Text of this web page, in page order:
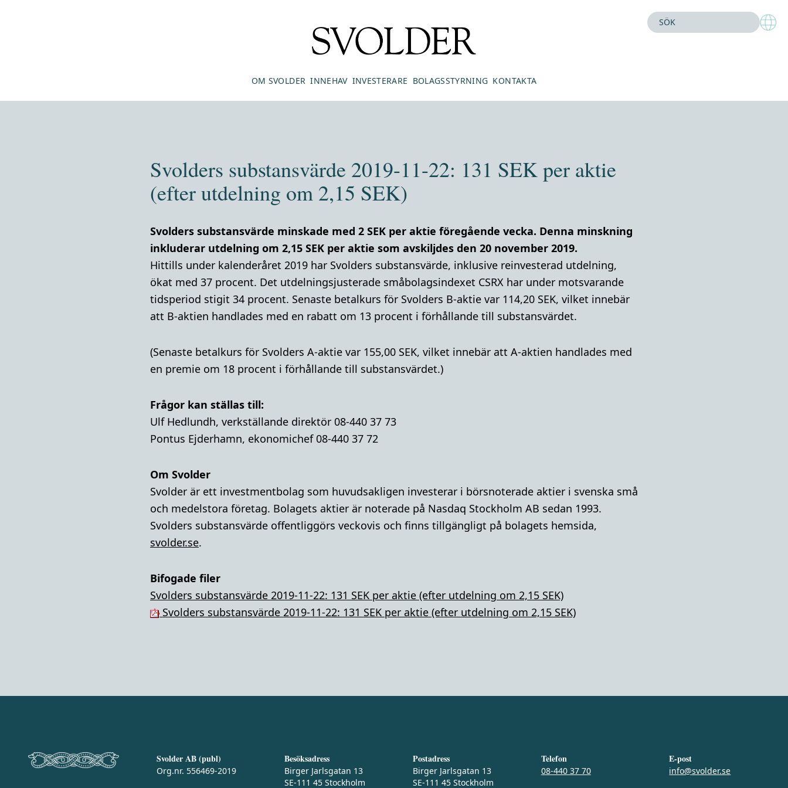
OM SVOLDER INNEHAV INVESTERARE BOLAGSSTYRNING KONTAKTA
Svolders substansvärde 2019-11-22: 131 SEK per aktie
(efter utdelning om 2,15 SEK)
Svolders substansvärde minskade med 2 SEK per aktie föregående vecka. Denna minskning
inkluderar utdelning om 2,15 SEK per aktie som avskiljdes den 20 november 2019.
Hittills under kalenderåret 2019 har Svolders substansvärde, inklusive reinvesterad utdelning,
ökat med 37 procent. Det utdelningsjusterade småbolagsindexet CSRX har under motsvarande
tidsperiod stigit 34 procent. Senaste betalkurs för Svolders B-aktie var 114,20 SEK, vilket innebär
att B-aktien handlades med en rabatt om 13 procent i förhållande till substansvärdet.
(Senaste betalkurs för Svolders A-aktie var 155,00 SEK, vilket innebär att A-aktien handlades med
en premie om 18 procent i förhållande till substansvärdet.)
Frågor kan ställas till:
Ulf Hedlundh, verkställande direktör 08-440 37 73
Pontus Ejderhamn, ekonomichef 08-440 37 72
Om Svolder
Svolder är ett investmentbolag som huvudsakligen investerar i börsnoterade aktier i svenska små
och medelstora företag. Bolagets aktier är noterade på Nasdaq Stockholm AB sedan 1993.
Svolders substansvärde offentliggörs veckovis och finns tillgängligt på bolagets hemsida,
svolder.se.
Bifogade filer
Svolders substansvärde 2019-11-22: 131 SEK per aktie (efter utdelning om 2,15 SEK)
Svolders substansvärde 2019-11-22: 131 SEK per aktie (efter utdelning om 2,15 SEK)
Svolder AB (publ)
Org.nr. 556469-2019
Besöksadress
Birger Jarlsgatan 13
SE-111 45 Stockholm
Postadress
Birger Jarlsgatan 13
SE-111 45 Stockholm
Telefon
08-440 37 70
E-post
info@svolder.se